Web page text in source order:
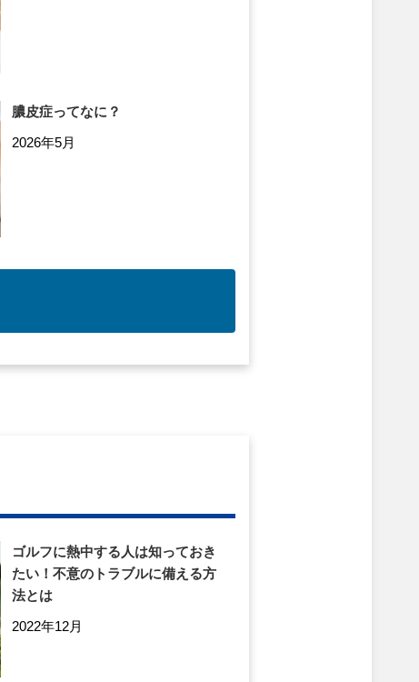
膿皮症ってなに？
2026年5月
ゴルフに熱中する人は知っておき
たい！不意のトラブルに備える方
法とは
2022年12月